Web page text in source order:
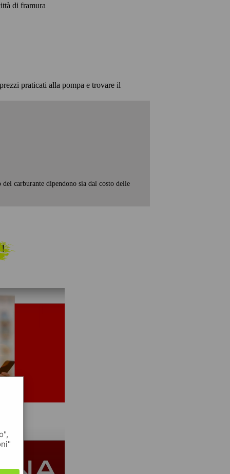
di framura
praticati alla pompa e trovare il
carburante dipendono sia dal costo delle
!